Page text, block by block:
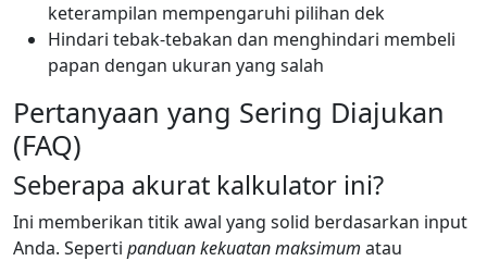
keterampilan mempengaruhi pilihan dek
Hindari tebak-tebakan dan menghindari membeli
papan dengan ukuran yang salah
Pertanyaan yang Sering Diajukan
(FAQ)
Seberapa akurat kalkulator ini?
Ini memberikan titik awal yang solid berdasarkan input
Anda. Seperti panduan kekuatan maksimum atau